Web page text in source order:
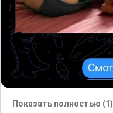
Показать полностью (1)